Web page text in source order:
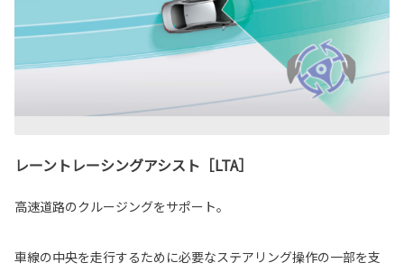
レーントレーシングアシスト［LTA］
高速道路のクルージングをサポート。
車線の中央を走行するために必要なステアリング操作の一部を支